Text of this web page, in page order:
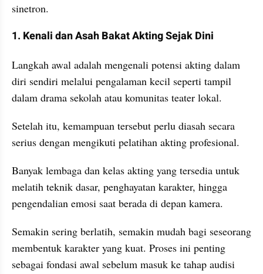
sinetron.
1. Kenali dan Asah Bakat Akting Sejak Dini
Langkah awal adalah mengenali potensi akting dalam
diri sendiri melalui pengalaman kecil seperti tampil
dalam drama sekolah atau komunitas teater lokal.
Setelah itu, kemampuan tersebut perlu diasah secara
serius dengan mengikuti pelatihan akting profesional.
Banyak lembaga dan kelas akting yang tersedia untuk
melatih teknik dasar, penghayatan karakter, hingga
pengendalian emosi saat berada di depan kamera.
Semakin sering berlatih, semakin mudah bagi seseorang
membentuk karakter yang kuat. Proses ini penting
sebagai fondasi awal sebelum masuk ke tahap audisi